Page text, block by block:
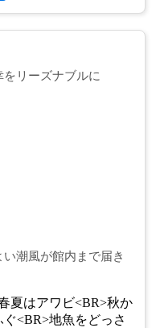
リーズナブルに
潮風が館内まで届き
夏はアワビ<BR>秋か
<BR>地魚をどっさ